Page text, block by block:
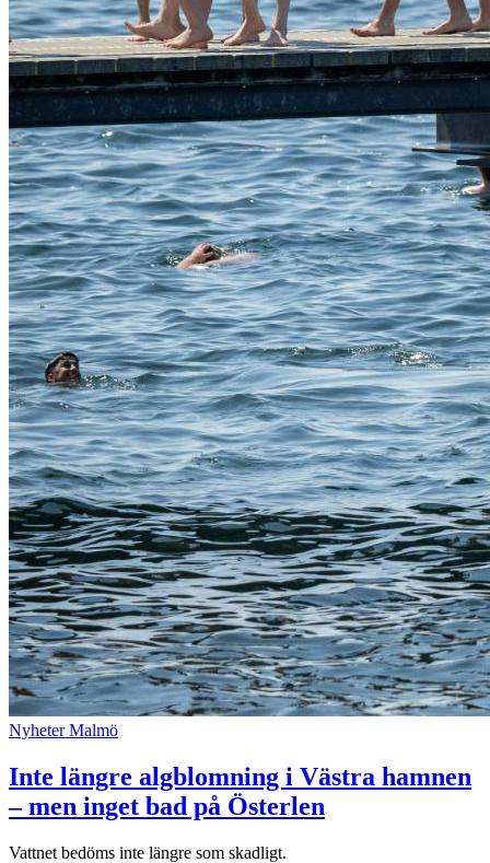
Nyheter Malmö
Inte längre algblomning i Västra hamnen
– men inget bad på Österlen
Vattnet bedöms inte längre som skadligt.